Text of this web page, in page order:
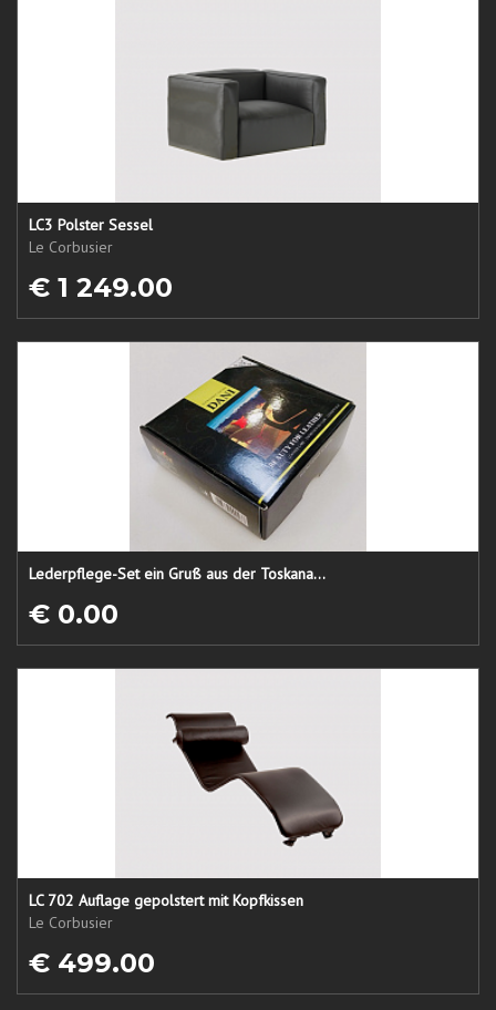
LC3 Polster Sessel
Le Corbusier
€ 1 249.00
Lederpflege-Set ein Gruß aus der Toskana...
€ 0.00
LC 702 Auflage gepolstert mit Kopfkissen
Le Corbusier
€ 499.00